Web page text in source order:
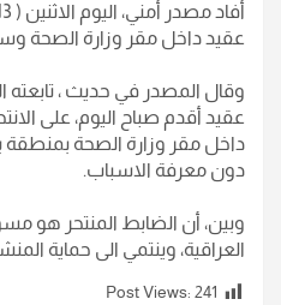
عقيد داخل مقر وزارة الصحة
وقال المصدر في حديث ، تابعته
عقيد أقدم صباح اليوم، على
داخل مقر وزارة الصحة
دون معرفة الاسباب.
وبين، أن الضابط المنتحر هو
العراقية، وينتمي الى حماية
Post Views: 241